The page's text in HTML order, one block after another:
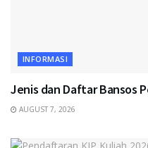
INFORMASI
Jenis dan Daftar Bansos
AUGUST 7, 2026